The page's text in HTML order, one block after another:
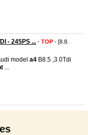
- 245PS ... - TOP - [8.8.
model a4 B8.5 ,3.0Tdi
...
výroby: 2014 ​Motorizácia: